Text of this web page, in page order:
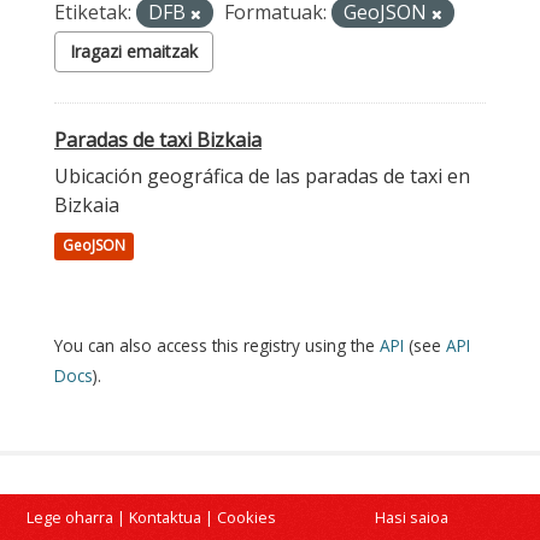
Etiketak: DFB Formatuak: GeoJSON
Iragazi emaitzak
Paradas de taxi Bizkaia
Ubicación geográfica de las paradas de taxi en
Bizkaia
GeoJSON
You can also access this registry using the API (see API
Docs).
Lege oharra | Kontaktua | Cookies Hasi saioa